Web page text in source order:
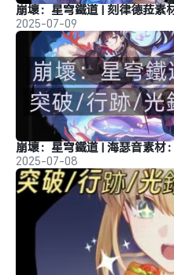
2025-07-09
崩壞：星穹鐵道 | 海瑟音素
2025-07-08